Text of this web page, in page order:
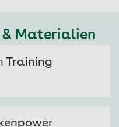
& Materialien
Training